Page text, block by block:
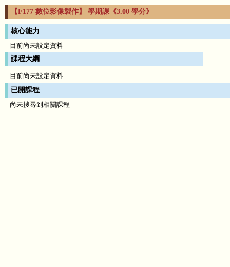
【F177 數位影像製作】 學期課《3.00 學分》
核心能力
目前尚未設定資料
課程大綱
目前尚未設定資料
已開課程
尚未搜尋到相關課程